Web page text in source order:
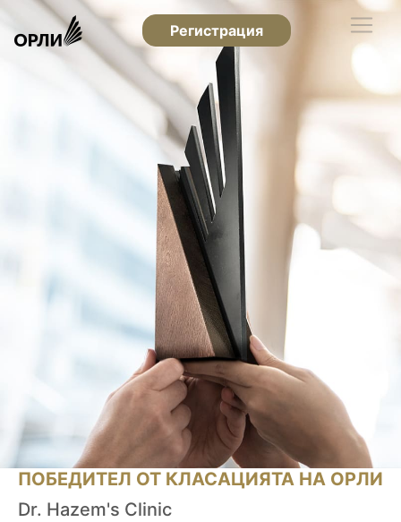
Регистрация
ПОБЕДИТЕЛ ОТ КЛАСАЦИЯТА НА ОРЛИ
Dr. Hazem's Clinic